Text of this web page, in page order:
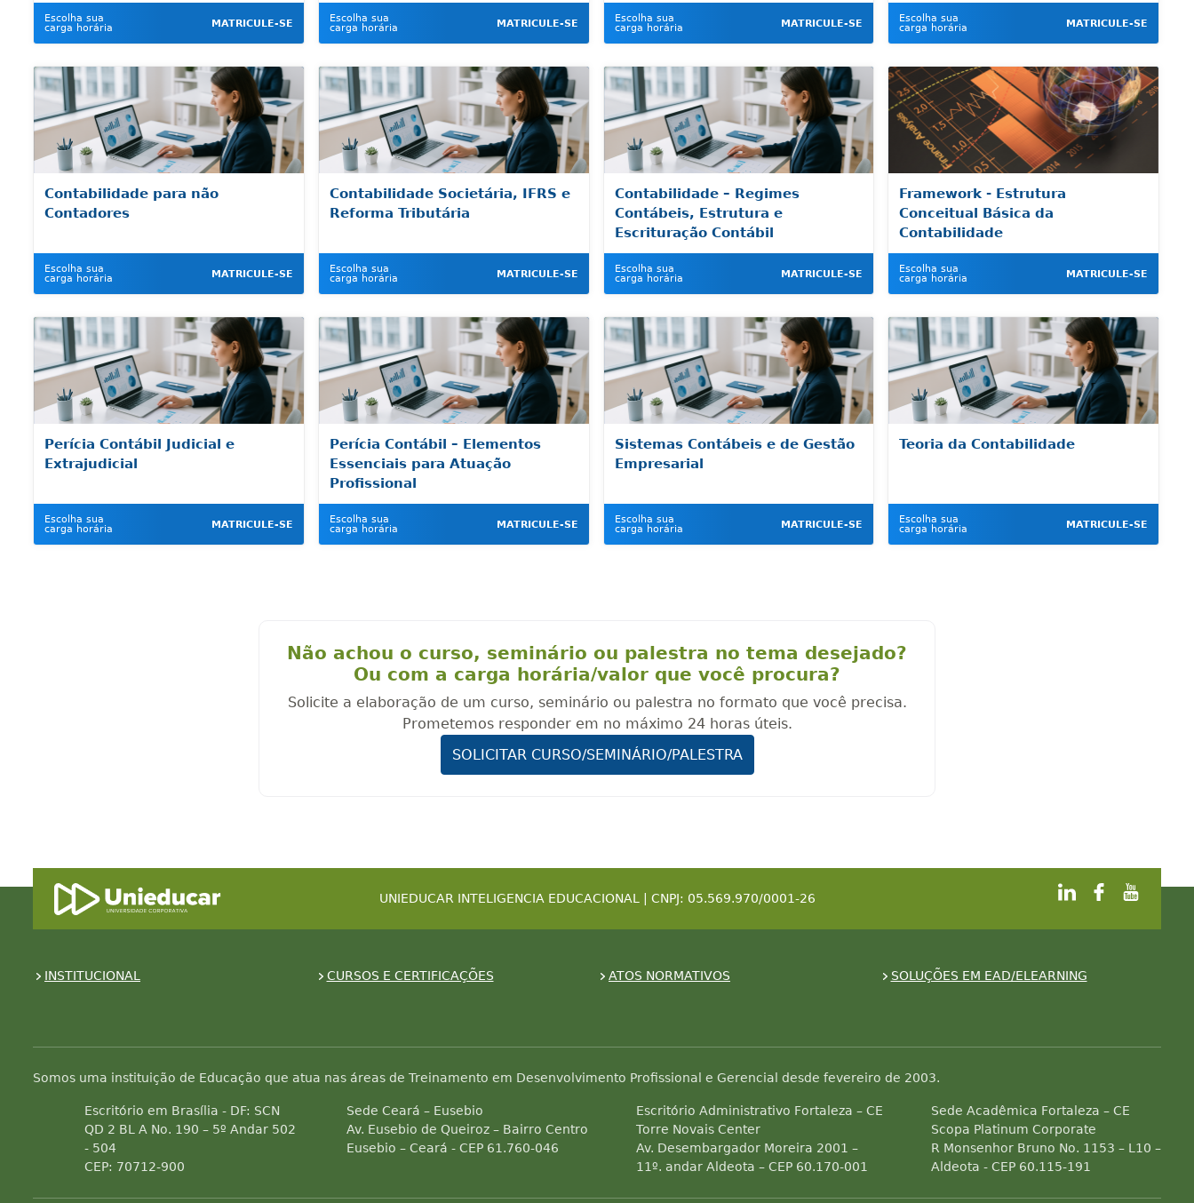
Escolha sua
carga horária
MATRICULE-SE
Escolha sua
carga horária
MATRICULE-SE
Escolha sua
carga horária
MATRICULE-SE
Escolha sua
carga horária
MATRICULE-SE
Contabilidade para não
Contadores
Escolha sua
carga horária
MATRICULE-SE
Contabilidade Societária, IFRS e
Reforma Tributária
Escolha sua
carga horária
MATRICULE-SE
Contabilidade – Regimes
Contábeis, Estrutura e
Escrituração Contábil
Escolha sua
carga horária
MATRICULE-SE
Framework - Estrutura
Conceitual Básica da
Contabilidade
Escolha sua
carga horária
MATRICULE-SE
Perícia Contábil Judicial e
Extrajudicial
Escolha sua
carga horária
MATRICULE-SE
Perícia Contábil – Elementos
Essenciais para Atuação
Profissional
Escolha sua
carga horária
MATRICULE-SE
Sistemas Contábeis e de Gestão
Empresarial
Escolha sua
carga horária
MATRICULE-SE
Teoria da Contabilidade
Escolha sua
carga horária
MATRICULE-SE
Não achou o curso, seminário ou palestra no tema desejado?
Ou com a carga horária/valor que você procura?
Solicite a elaboração de um curso, seminário ou palestra no formato que você precisa.
Prometemos responder em no máximo 24 horas úteis.
SOLICITAR CURSO/SEMINÁRIO/PALESTRA
UNIEDUCAR INTELIGENCIA EDUCACIONAL | CNPJ: 05.569.970/0001-26
INSTITUCIONAL CURSOS E CERTIFICAÇÕES ATOS NORMATIVOS SOLUÇÕES EM EAD/ELEARNING
Somos uma instituição de Educação que atua nas áreas de Treinamento em Desenvolvimento Profissional e Gerencial desde fevereiro de 2003.
Escritório em Brasília - DF: SCN
QD 2 BL A No. 190 – 5º Andar 502
- 504
CEP: 70712-900
Sede Ceará – Eusebio
Av. Eusebio de Queiroz – Bairro Centro
Eusebio – Ceará - CEP 61.760-046
Escritório Administrativo Fortaleza – CE
Torre Novais Center
Av. Desembargador Moreira 2001 –
11º. andar Aldeota – CEP 60.170-001
Sede Acadêmica Fortaleza – CE
Scopa Platinum Corporate
R Monsenhor Bruno No. 1153 – L10 –
Aldeota - CEP 60.115-191